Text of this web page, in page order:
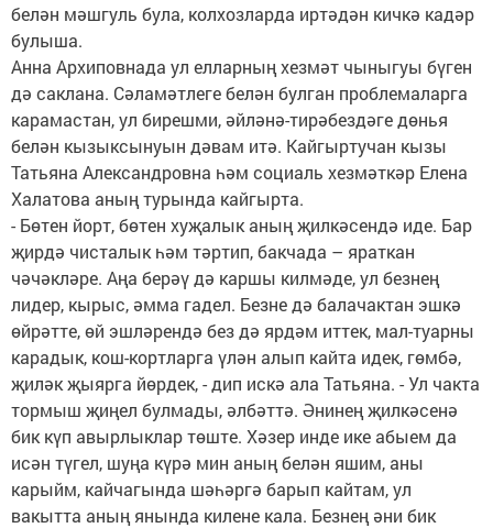
белән мәшгуль була, колхозларда иртәдән кичкә кадәр
булыша.
Анна Архиповнада ул елларның хезмәт чыныгуы бүген
дә саклана. Сәламәтлеге белән булган проблемаларга
карамастан, ул бирешми, әйләнә-тирәбездәге дөнья
белән кызыксынуын дәвам итә. Кайгыртучан кызы
Татьяна Александровна һәм социаль хезмәткәр Елена
Халатова аның турында кайгырта.
- Бөтен йорт, бөтен хуҗалык аның җилкәсендә иде. Бар
җирдә чисталык һәм тәртип, бакчада – яраткан
чәчәкләре. Аңа берәү дә каршы килмәде, ул безнең
лидер, кырыс, әмма гадел. Безне дә балачактан эшкә
өйрәтте, өй эшләрендә без дә ярдәм иттек, мал-туарны
карадык, кош-кортларга үлән алып кайта идек, гөмбә,
җиләк җыярга йөрдек, - дип искә ала Татьяна. - Ул чакта
тормыш җиңел булмады, әлбәттә. Әнинең җилкәсенә
бик күп авырлыклар төште. Хәзер инде ике абыем да
исән түгел, шуңа күрә мин аның белән яшим, аны
карыйм, кайчагында шәһәргә барып кайтам, ул
вакытта аның янында килене кала. Безнең әни бик